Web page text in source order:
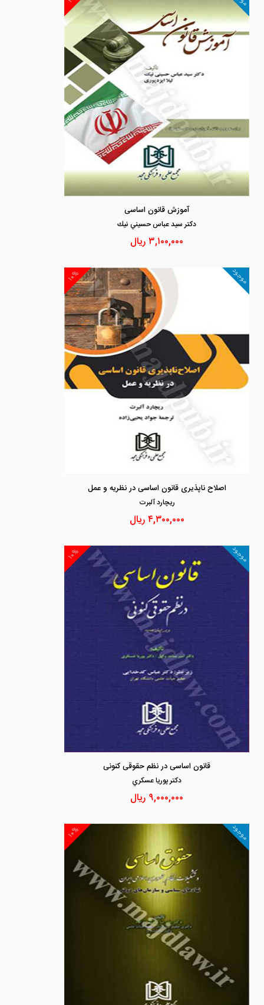
آموزش قانون اساسی
دكتر سيد عباس حسيني نيك
۳,۱۰۰,۰۰۰ریال
۱۰% موجود
اصلاح ناپذیری قانون اساسی در نظریه و عمل
ريچارد آلبرت
۴,۳۰۰,۰۰۰ریال
۱۰% موجود
قانون اساسی در نظم حقوقی کنونی
دكتر پوريا عسكري
۹,۰۰۰,۰۰۰ ریال
۱۰% موجود